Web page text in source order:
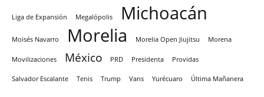
Liga de Expansión Megalópolis Michoacán
Moisés Navarro Morelia Morelia Open Jiujitsu Morena
Movilizaciones México PRD Presidenta Providas
Salvador Escalante Tenis Trump Vans Yurécuaro Última Mañanera